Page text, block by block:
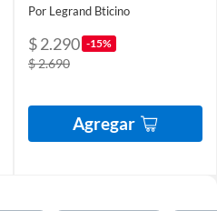
Por Legrand Bticino
$ 2.290 -15%
$ 2.690
Agregar